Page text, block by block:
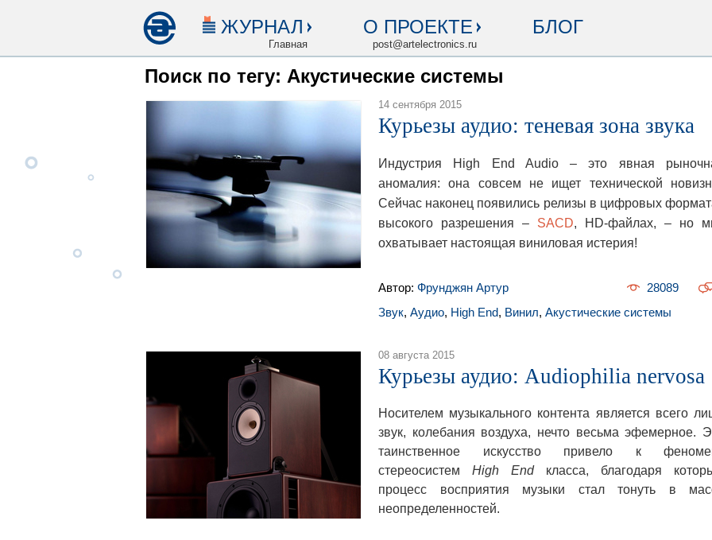
ЖУРНАЛ
Главная
О ПРОЕКТЕ
post@artelectronics.ru
БЛОГ
Поиск по тегу: Акустические системы
14 сентября 2015
Курьезы аудио: теневая зона звука
Индустрия High End Audio– это явная
аномалия: она совсем не ищет технической
Сейчас наконец появились релизы в цифровых
высокого разрешения – SACD, HD-файлах, – но
охватывает настоящая виниловая истерия!
Автор: Фрунджян Артур
28089
Звук, Аудио, High End, Винил, Акустические системы
08 августа 2015
Курьезы аудио: Audiophilia nervosa
Носителем музыкального контента является всего
звук, колебания воздуха, нечто весьма эфемерное.
таинственное искусство привело к
стереосистем High Endкласса, благодаря
процесс восприятия музыки стал тонуть в
неопределенностей.